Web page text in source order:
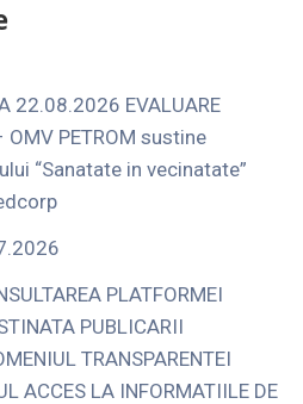
22.08.2026 EVALUARE
OMV PETROM sustine
“Sanatate in vecinatate”
PLATFORMEI
PUBLICARII
TRANSPARENTEI
ACCES LA INFORMATIILE DE